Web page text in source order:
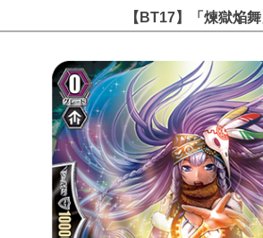
【BT17】「煉獄焔舞